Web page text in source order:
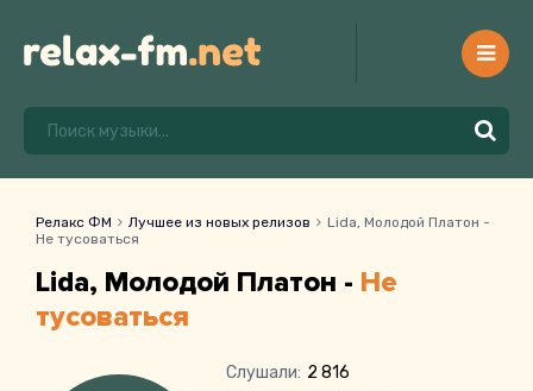
Релакс ФМ Лучшее из новых релизов
Lida, Молодой Платон -
Не тусоваться
Lida, Молодой Платон - Не
тусоваться
Слушали: 2 816